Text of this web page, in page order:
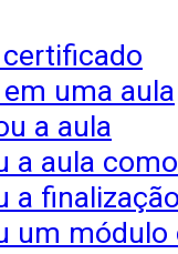
uma aula
a aula
a aula
a
um